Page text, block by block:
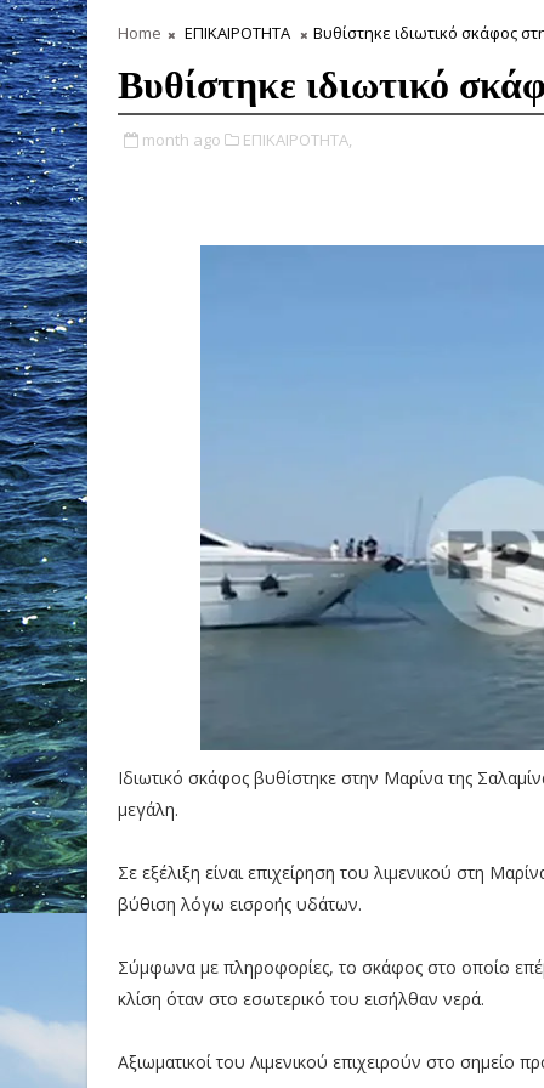
Home ΕΠΙΚΑΙΡΟΤΗΤΑ Βυθίστηκε ιδιωτικό σκάφος
Βυθίστηκε ιδιωτικό
month ago ΕΠΙΚΑΙΡΟΤΗΤΑ,
Ιδιωτικό σκάφος βυθίστηκε στην Μαρίνα της
μεγάλη.
Σε εξέλιξη είναι επιχείρηση του λιμενικού στη
βύθιση λόγω εισροής υδάτων.
Σύμφωνα με πληροφορίες, το σκάφος στο οποίο
κλίση όταν στο εσωτερικό του εισήλθαν νερά.
Αξιωματικοί του Λιμενικού επιχειρούν στο